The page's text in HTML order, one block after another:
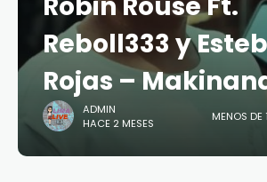
Reboll333 y
Rojas –
ADMIN
HACE 2 MESES
MENOS DE